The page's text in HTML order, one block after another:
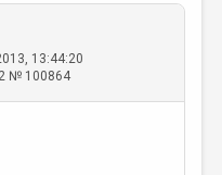
13:44:20
№ 100864